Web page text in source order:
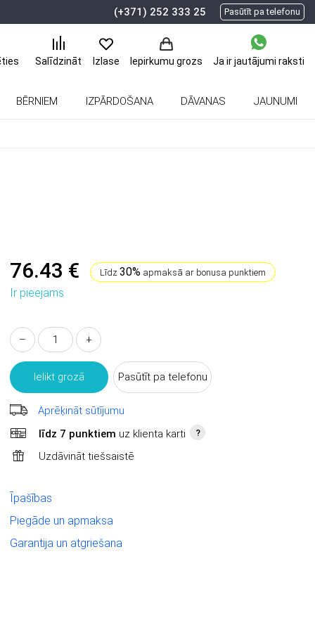
(+371) 252 333 25 Pasūtīt pa telefonu
Salīdzināt Izlase Iepirkumu grozs Ja ir jautājumi raksti
BĒRNIEM IZPĀRDOŠANA DĀVANAS JAUNUMI
76.43 € Līdz30% apmaksā ar bonusa punktiem
Ir pieejams
– +
Ielikt grozā Pasūtīt pa telefonu
Aprēķināt sūtījumu
līdz 7 punktiem uz klienta karti ?
Uzdāvināt tiešsaistē
Īpašības
Piegāde un apmaksa
Garantija un atgriešana